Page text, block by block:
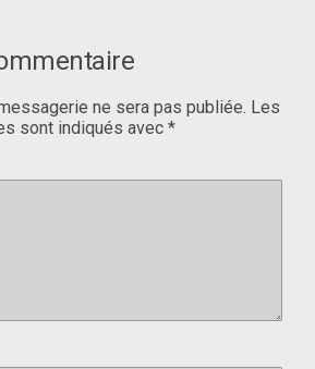
ne sera pas publiée. Les
sont indiqués avec *